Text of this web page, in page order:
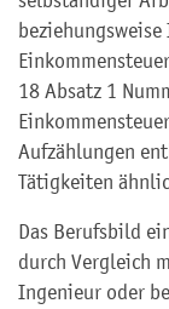
18 Absatz 1
Aufzählungen
Tätigkeiten
Das Berufsbild
durch Vergleich
Ingenieur oder